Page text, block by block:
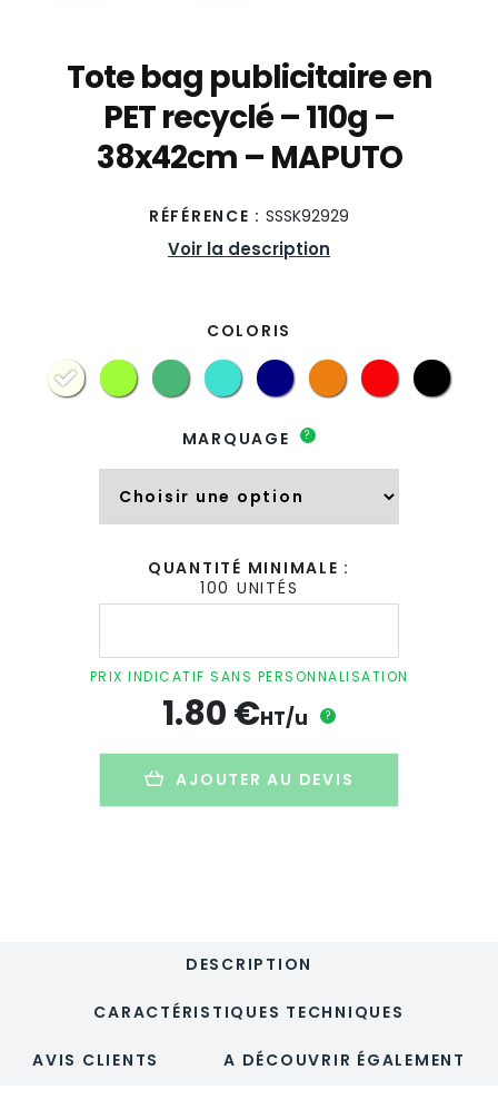
Tote bag publicitaire en
PET recyclé – 110g –
38x42cm – MAPUTO
RÉFÉRENCE : SSSK92929
Voir la description
COLORIS
MARQUAGE ?
QUANTITÉ MINIMALE :
100 UNITÉS
quantité
bag
publicitaire
-
PRIX INDICATIF SANS PERSONNALISATION
1.80€HT/u ?
AJOUTER AU DEVIS
DESCRIPTION
CARACTÉRISTIQUES TECHNIQUES
AVIS CLIENTS A DÉCOUVRIR ÉGALEMENT